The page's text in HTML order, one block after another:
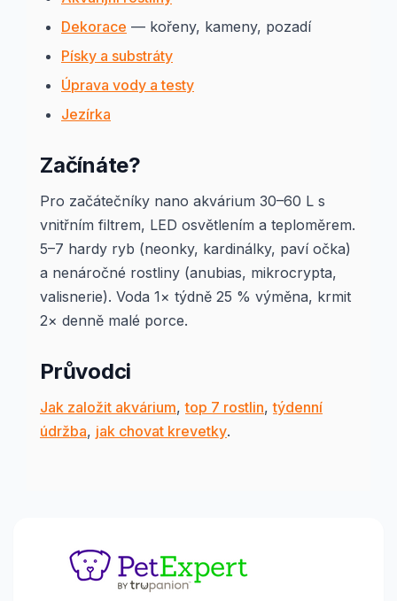
Dekorace — kořeny, kameny, pozadí
Písky a substráty
Úprava vody a testy
Jezírka
Začínáte?
Pro začátečníky nano akvárium 30–60 L s
vnitřním filtrem, LED osvětlením a teploměrem.
5–7 hardy ryb (neonky, kardinálky, paví očka)
a nenáročné rostliny (anubias, mikrocrypta,
valisnerie). Voda 1× týdně 25 % výměna, krmit
2× denně malé porce.
Průvodci
Jak založit akvárium,top 7 rostlin,týdenní
údržba, jak chovat krevetky.